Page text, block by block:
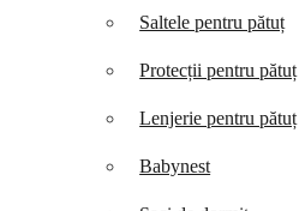
Saltele pentru pătuț
Protecții pentru pătuț
Lenjerie pentru pătuț
Babynest